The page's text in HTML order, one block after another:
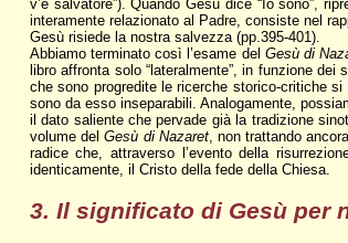
v’è salvatore”). Quando Gesù dice “Io sono”,
interamente relazionato al Padre, consiste nel
Gesù risiede la nostra salvezza (pp.395-401).
Abbiamo terminato così l’esame del Gesù di
libro affronta solo “lateralmente”, in funzione
che sono progredite le ricerche storico-critiche
sono da esso inseparabili. Analogamente,
il dato saliente che pervade già la tradizione
volume delGesù di Nazaret, non trattando
radice che, attraverso l’evento della
identicamente, il Cristo della fede della Chiesa.
3. Il significato di Gesù per